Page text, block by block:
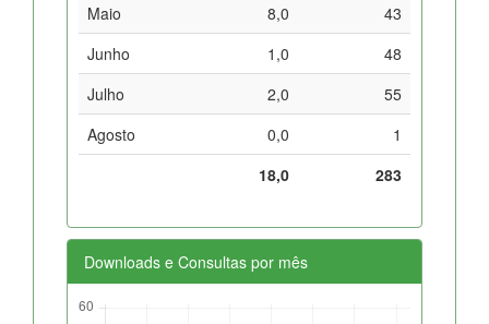
Maio
8,0
43
Junho
1,0
48
Julho
2,0
55
Agosto
0,0
1
18,0
283
Downloads e Consultas por mês